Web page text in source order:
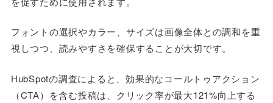
フォントの選択やカラー、サイズは画像全体との調和を重
視しつつ、読みやすさを確保することが大切です。
HubSpotの調査によると、効果的なコールトゥアクション
（CTA）を含む投稿は、クリック率が最大121%向上する